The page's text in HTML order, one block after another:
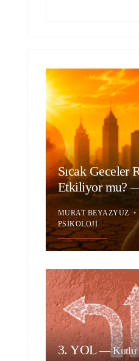
Sıcak Geceler
Etkiliyor mu?
MURAT BEYAZYÜZ •
PSIKOLOJI
3. YOL—Kutlu